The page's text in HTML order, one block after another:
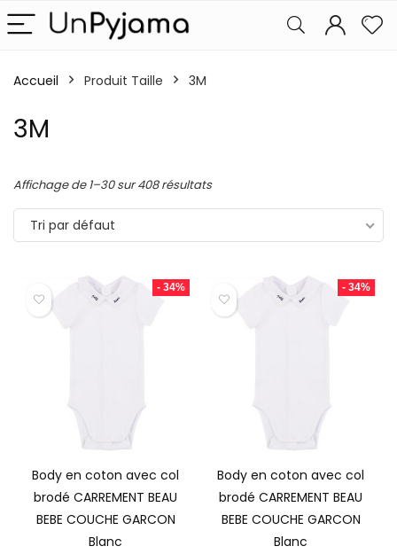
Accueil Produit Taille 3M
3M
Affichage de 1–30 sur 408 résultats
Tri par défaut
- 34%
Body en coton avec col
brodé CARREMENT BEAU
BEBE COUCHE GARCON
Blanc
- 34%
Body en coton avec col
brodé CARREMENT BEAU
BEBE COUCHE GARCON
Blanc